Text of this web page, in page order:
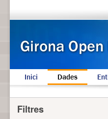
Inici Dades
Filtres